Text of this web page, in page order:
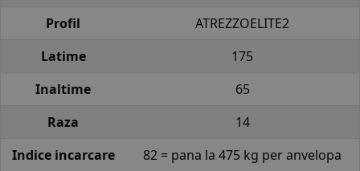
Profil
ATREZZOELITE2
Latime
175
Inaltime
65
Raza
14
Indice incarcare
82 = pana la 475 kg per anvelopa